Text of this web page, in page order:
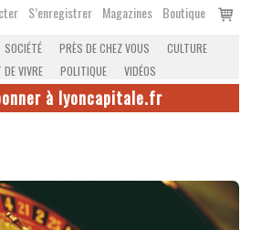
S’enregistrer Magazines Boutique
Voir
SOCIÉTÉ PRÈS DE CHEZ VOUS
CULTURE
DE VIVRE
POLITIQUE VIDÉOS
à lyoncapitale.fr